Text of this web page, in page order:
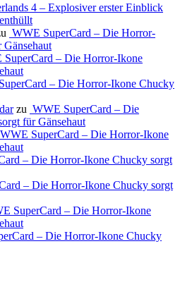
4 – Explosiver erster Einblick
WWE SuperCard – Die Horror-
SuperCard – Die Horror-Ikone
– Die Horror-Ikone Chucky
zu WWE SuperCard – Die
für Gänsehaut
WWE SuperCard – Die Horror-Ikone
– Die Horror-Ikone Chucky sorgt
– Die Horror-Ikone Chucky sorgt
SuperCard – Die Horror-Ikone
– Die Horror-Ikone Chucky